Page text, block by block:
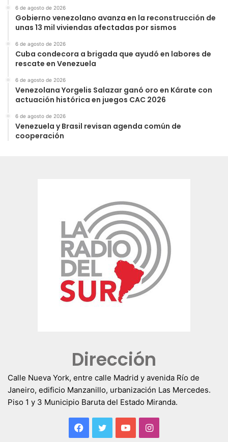
6 de agosto de 2026
Gobierno venezolano avanza en la reconstrucción de
unas 13 mil viviendas afectadas por sismos
6 de agosto de 2026
Cuba condecora a brigada que ayudó en labores de
rescate en Venezuela
6 de agosto de 2026
Venezolana Yorgelis Salazar ganó oro en Kárate con
actuación histórica en juegos CAC 2026
6 de agosto de 2026
Venezuela y Brasil revisan agenda común de
cooperación
Dirección
Calle Nueva York, entre calle Madrid y avenida Río de
Janeiro, edificio Manzanillo, urbanización Las Mercedes.
Piso 1 y 3 Municipio Baruta del Estado Miranda.
Facebook
TwitterYouTubeInstagram